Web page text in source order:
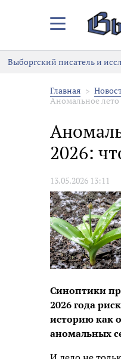
Закрыть/
меню
Выборгский писатель и
Главная
Аномальное лето
2026:
13.05.2026 13:11
Синоптики
2026 года
историю как
аномальных